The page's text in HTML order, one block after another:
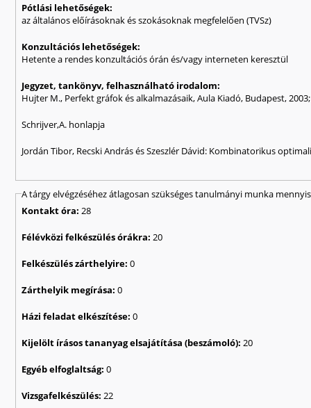
Pótlási lehetőségek:
az általános előírásoknak és szokásoknak megfelelően (TVSz)
Konzultációs lehetőségek:
Hetente a rendes konzultációs órán és/vagy interneten keresztül
Jegyzet, tankönyv, felhasználható irodalom:
Hujter M., Perfekt gráfok és alkalmazásaik, Aula Kiadó, Budapest,
Schrijver,A. honlapja
Jordán Tibor, Recski András és Szeszlér Dávid: Kombinatorikus
A tárgy elvégzéséhez átlagosan szükséges tanulmányi munka
Kontakt óra:28
Félévközi felkészülés órákra:20
Felkészülés zárthelyire:0
Zárthelyik megírása:0
Házi feladat elkészítése:0
Kijelölt írásos tananyag elsajátítása (beszámoló):20
Egyéb elfoglaltság:0
Vizsgafelkészülés:22